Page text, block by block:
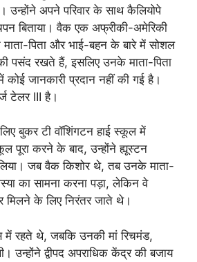
उन्होंने अपने परिवार के साथ कैलियोपे
बिताया। वैक एक अफ्रीकी-अमेरिकी
पिता और भाई-बहन के बारे में सोशल
पसंद रखते हैं, इसलिए उनके माता-पिता
जानकारी प्रदान नहीं की गई है।
टेलर III है।
बुकर टी वॉशिंगटन हाई स्कूल में
पूरा करने के बाद, उन्होंने ह्यूस्टन
लिया। जब वैक किशोर थे, तब उनके माता-
का सामना करना पड़ा, लेकिन वे
मिलने के लिए निरंतर जाते थे।
में रहते थे, जबकि उनकी मां रिचमंड,
उन्होंने द्वीपद अपराधिक केंद्र की बजाय